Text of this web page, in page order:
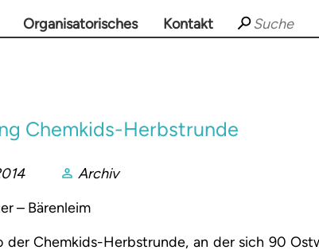
Organisatorisches Kontakt
Chemkids-Herbstrunde
Archiv
– Bärenleim
der Chemkids-Herbstrunde, an der sich 90